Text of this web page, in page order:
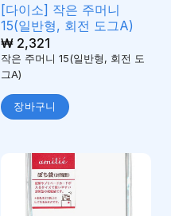
[다이소] 작은 주머니
15(일반형, 회전 도그A)
₩2,321
작은 주머니 15(일반형, 회전 도
그A)
장바구니